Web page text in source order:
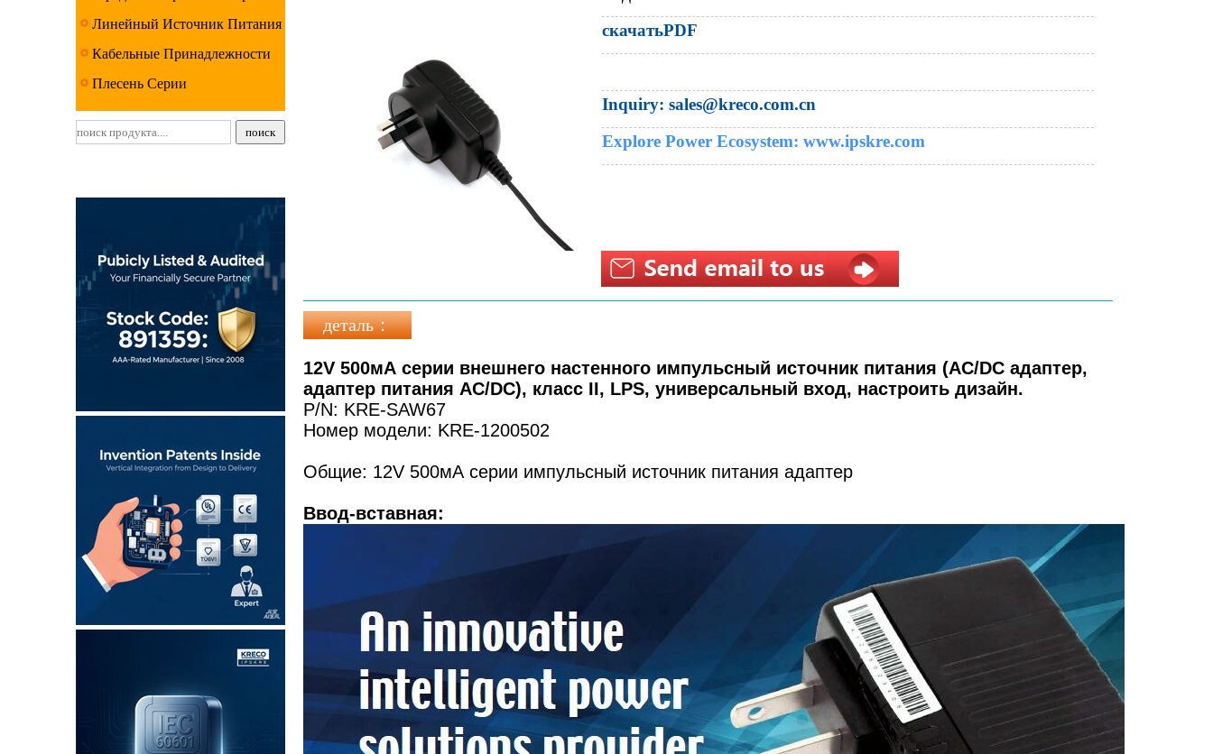
Линейный Источник Питания
Серии
Кабельные Принадлежности
Серии
Плесень Серии
скачатьPDF
Inquiry:​ sales@kreco.com.cn
Explore Power Ecosystem: www.ipskre.com
деталь：
12V 500мА серии внешнего настенного импульсный источник питания (AC/DC адаптер,
адаптер питания AC/DC), класс II, LPS, универсальный вход, настроить дизайн.
P/N: KRE-SAW67
Номер модели: KRE-1200502
Общие: 12V 500мА серии импульсный источник питания адаптер
Ввод-вставная: